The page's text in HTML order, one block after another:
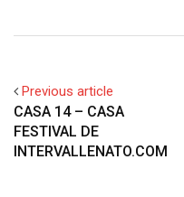
Previous article
CASA 14 – CASA
FESTIVAL DE
INTERVALLENATO.COM